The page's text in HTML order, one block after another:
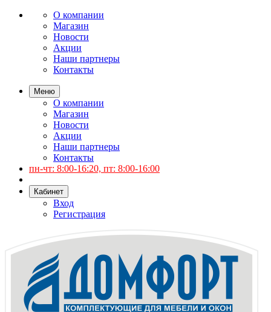
О компании
Магазин
Новости
Акции
Наши партнеры
Контакты
Меню
О компании
Магазин
Новости
Акции
Наши партнеры
Контакты
пн-чт: 8:00-16:20, пт: 8:00-16:00
Кабинет
Вход
Регистрация